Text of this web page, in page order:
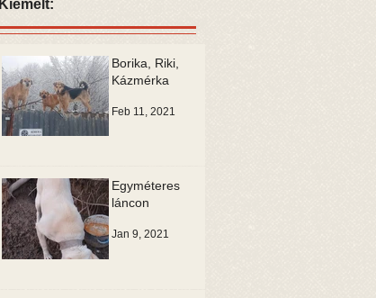
Kiemelt:
Borika, Riki,
Kázmérka
Feb 11, 2021
Egyméteres
láncon
Jan 9, 2021